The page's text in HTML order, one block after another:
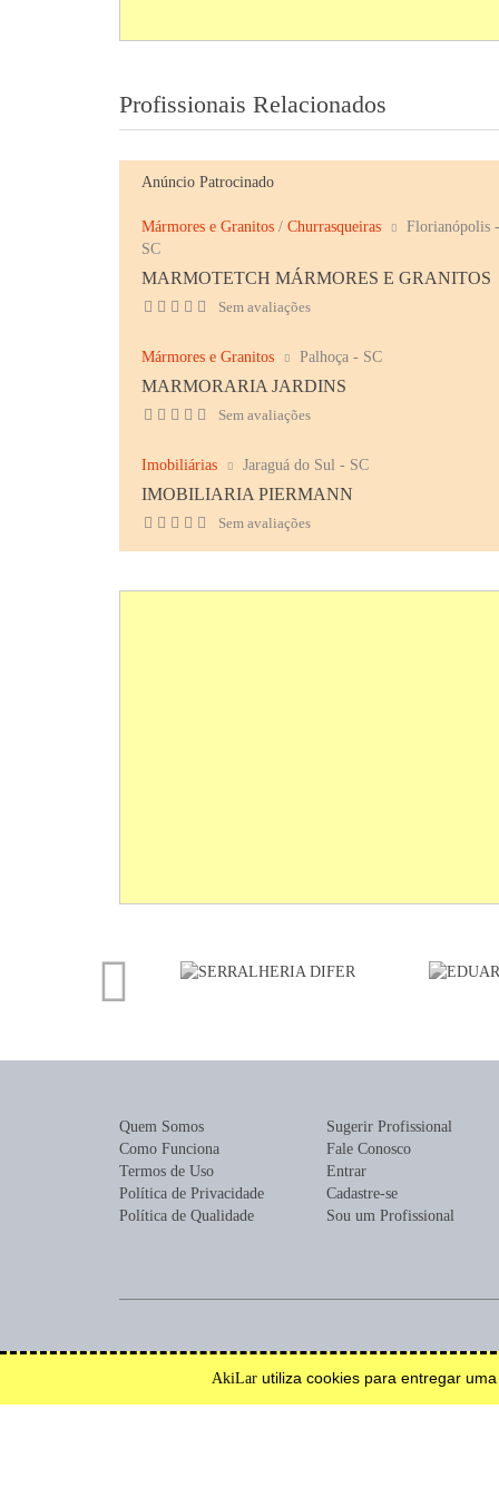
Profissionais Relacionados
Anúncio Patrocinado
Mármores e Granitos / Churrasqueiras
Florianópolis -
SC
MARMOTETCH MÁRMORES E GRANITOS
Sem avaliações
Mármores e Granitos Palhoça - SC
MARMORARIA JARDINS
Sem avaliações
Imobiliárias Jaraguá do Sul - SC
IMOBILIARIA PIERMANN
Sem avaliações
Quem Somos
Como Funciona
Termos de Uso
Política de Privacidade
Política de Qualidade
Sugerir Profissional
Fale Conosco
Entrar
Cadastre-se
Sou um Profissional
Encontre profissionais para construção, reforma, mobília ou
AkiLar utiliza cookies para entregar